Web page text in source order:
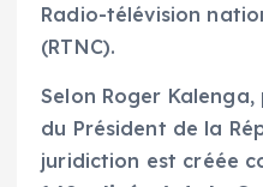
Radio-télévision
(RTNC).
Selon Roger
du Président de la
juridiction est créée